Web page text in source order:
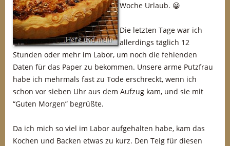
Woche Urlaub. 😀
Die letzten Tage war ich
allerdings täglich 12
Stunden oder mehr im Labor, um noch die fehlenden
Daten für das Paper zu bekommen. Unsere arme Putzfrau
habe ich mehrmals fast zu Tode erschreckt, wenn ich
schon vor sieben Uhr aus dem Aufzug kam, und sie mit
“Guten Morgen” begrüßte.
Da ich mich so viel im Labor aufgehalten habe, kam das
Kochen und Backen etwas zu kurz. Den Teig für diesen